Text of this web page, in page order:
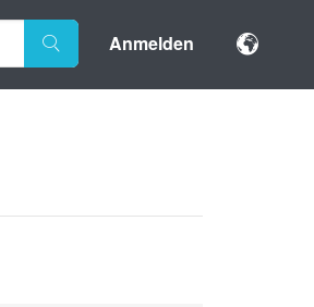
Anmelden